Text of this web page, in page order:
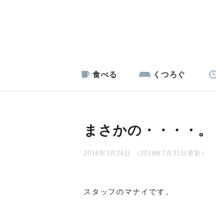
食べる くつろぐ
まさかの・・・・。
2016年3月24日 （2018年7月31日更新）
スタッフのマナイです。